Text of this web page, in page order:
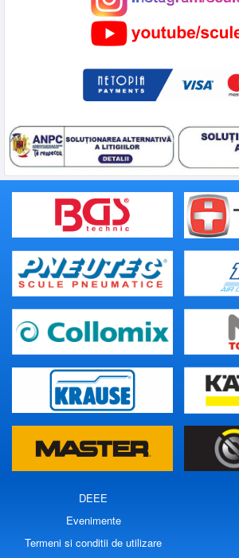
DEEE
Evenimente
Termeni si conditii de utilizare